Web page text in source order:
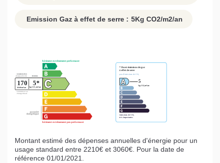
Emission Gaz à effet de serre : 5Kg CO2/m2/an
Montant estimé des dépenses annuelles d'énergie pour un
usage standard entre 2210€ et 3060€. Pour la date de
référence 01/01/2021.